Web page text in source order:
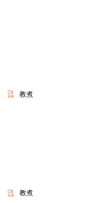
教煮
教煮